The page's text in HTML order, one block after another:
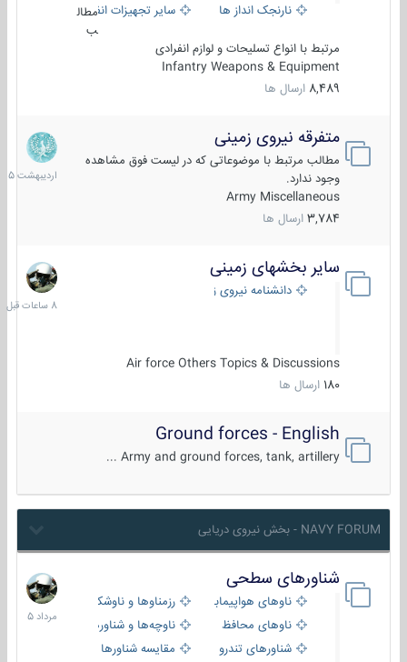
نارنجک انداز ها
سایر تجهیزات انفرادی
مطال
ب
مرتبط با انواع تسلیحات و لوازم انفرادی
Infantry Weapons & Equipment
8,489 ارسال ها
متفرقه نیروی زمینی
مطالب مرتبط با موضوعاتی که در لیست فوق مشاهده
وجود ندارد.
Army Miscellaneous
3,784 ارسال ها
27
1405
سایر بخشهای زمینی
دانشنامه نیروی زمینی
Air force Others Topics & Discussions
180 ارسال ها
8
ساعات
قبل
Ground forces - English
Army and ground forces, tank, artillery ...
NAVY FORUM - بخش نیروی دریایی
شناورهای سطحی
ناوهای هواپیمابر و بالگرد بررزمناوها و ناوشکن‌ها
ناوهای محافظ
ناوچه‌ها و شناورهای گشتی
شناورهای تندرو
مقایسه شناورها
2
مرداد
1405